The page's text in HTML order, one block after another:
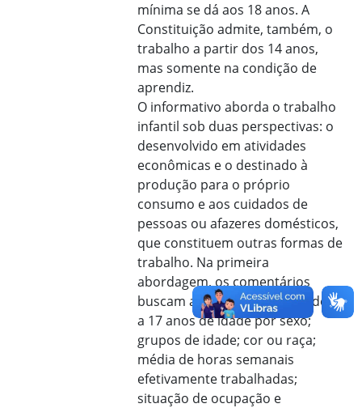
mínima se dá aos 18 anos. A
Constituição admite, também, o
trabalho a partir dos 14 anos,
mas somente na condição de
aprendiz.
O informativo aborda o trabalho
infantil sob duas perspectivas: o
desenvolvido em atividades
econômicas e o destinado à
produção para o próprio
consumo e aos cuidados de
pessoas ou afazeres domésticos,
que constituem outras formas de
trabalho. Na primeira
abordagem, os comentários
buscam analisar as crianças de 5
a 17 anos de idade por sexo;
grupos de idade; cor ou raça;
média de horas semanais
efetivamente trabalhadas;
situação de ocupação e